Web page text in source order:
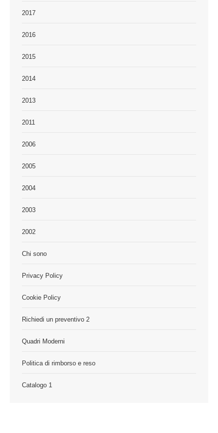
2017
2016
2015
2014
2013
2011
2006
2005
2004
2003
2002
Chi sono
Privacy Policy
Cookie Policy
Richiedi un preventivo 2
Quadri Moderni
Politica di rimborso e reso
Catalogo 1